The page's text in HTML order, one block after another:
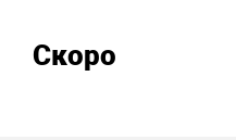
Скоро